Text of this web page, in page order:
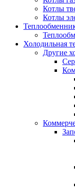
Котлы
Котлы
Холодильная
Другие